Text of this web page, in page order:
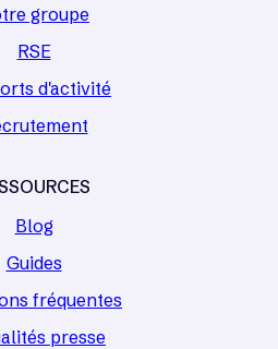
groupe
RSE
d'activité
Blog
Guides
fréquentes
presse